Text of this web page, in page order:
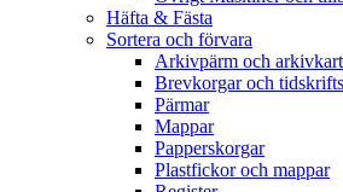
Häfta & Fästa
Sortera och förvara
Arkivpärm och
Brevkorgar och
Pärmar
Mappar
Papperskorgar
Plastfickor och mappar